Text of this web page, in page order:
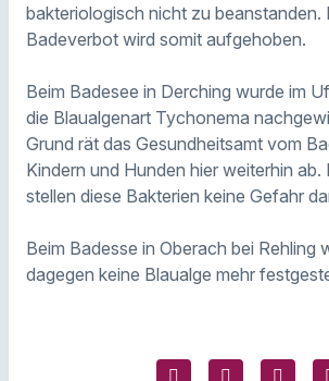
bakteriologisch nicht zu beanstanden.
Badeverbot wird somit aufgehoben.
Beim Badesee in Derching wurde im
die Blaualgenart Tychonema
Grund rät das Gesundheitsamt vom
Kindern und Hunden hier weiterhin ab.
stellen diese Bakterien keine Gefahr
Beim Badesse in Oberach bei Rehling
dagegen keine Blaualge mehr